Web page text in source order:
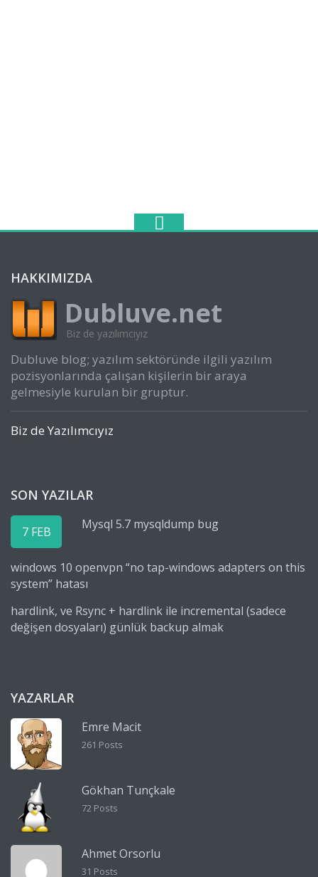
HAKKIMIZDA
Dubluve.net
Biz de yazılımcıyız
Dubluve blog; yazılım sektöründe ilgili yazılım
pozisyonlarında çalışan kişilerin bir araya
gelmesiyle kurulan bir gruptur.
Biz de Yazılımcıyız
SON YAZILAR
7 FEB Mysql 5.7 mysqldump bug
windows 10 openvpn “no tap-windows adapters on this
system” hatası
hardlink, ve Rsync + hardlink ile incremental (sadece
değişen dosyaları) günlük backup almak
YAZARLAR
Emre Macit
261 Posts
Gökhan Tunçkale
72 Posts
Ahmet Orsorlu
31 Posts